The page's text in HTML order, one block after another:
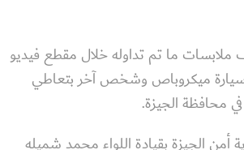
ملابسات ما تم تداوله خلال مقطع فيديو
سيارة ميكروباص وشخص آخر بتعاطي
في محافظة الجيزة.
أمن الجيزة بقيادة اللواء محمد شميله